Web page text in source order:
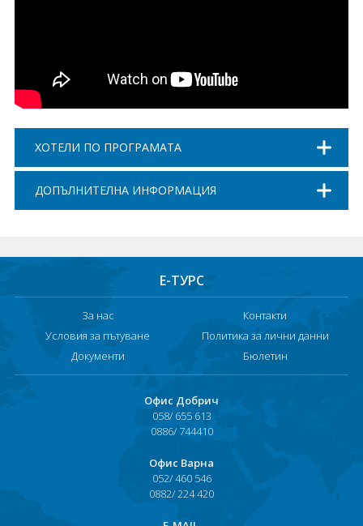
ХОТЕЛИ ПО ПРОГРАМАТА
ДОПЪЛНИТЕЛНА ИНФОРМАЦИЯ
Е-ТУРС
За нас
Контакти
Условия за пътуване
Политика за лични данни
Документи
Бюлетин
Офис Добрич
058/ 655 613
0886/ 744410
Офис Варна
052/ 460 546
0882/ 224 420